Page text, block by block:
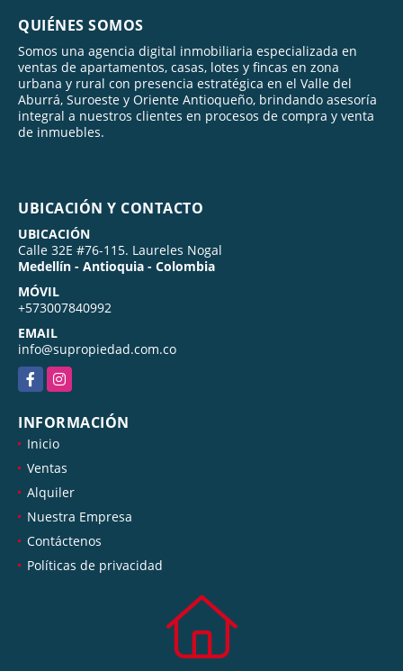
QUIÉNES SOMOS
Somos una agencia digital inmobiliaria especializada en
ventas de apartamentos, casas, lotes y fincas en zona
urbana y rural con presencia estratégica en el Valle del
Aburrá, Suroeste y Oriente Antioqueño, brindando asesoría
integral a nuestros clientes en procesos de compra y venta
de inmuebles.
UBICACIÓN Y CONTACTO
UBICACIÓN
Calle 32E #76-115. Laureles Nogal
Medellín - Antioquia - Colombia
MÓVIL
+573007840992
EMAIL
info@supropiedad.com.co
FacebookInstagram
INFORMACIÓN
Inicio
Ventas
Alquiler
Nuestra Empresa
Contáctenos
Políticas de privacidad